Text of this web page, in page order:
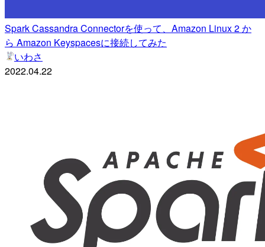
Spark Cassandra Connectorを使って、Amazon Linux 2 か
ら Amazon Keyspacesに接続してみた
いわさ
2022.04.22